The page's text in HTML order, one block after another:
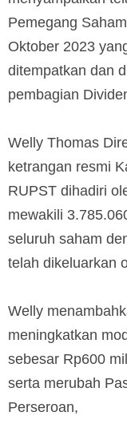
Pemegang
Oktober 2023
ditempatkan dan
pembagian
Welly Thomas
ketrangan resmi
RUPST dihadiri
mewakili
seluruh saham
telah dikeluarkan
Welly
meningkatkan
sebesar Rp600
serta merubah
Perseroan,